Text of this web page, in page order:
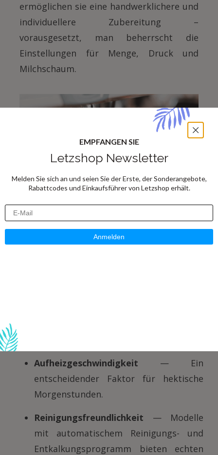
ermöglichen sie eine handwerklichere und
individuellere Zubereitung –
vorausgesetzt, man beherrscht die
Einstellungen für Menge, Druck und
Milchschaum.
Auswahlkriterien
Aufheizgeschwindigkeit — Ein
entscheidender Faktor für hektische
Morgenstunden.
Reinigungsfreundlichkeit — Modelle
mit automatischem Reinigungs- und
Entkalkungsprogramm bieten echten
EMPFANGEN SIE
Letzshop Newsletter
Melden Sie sich an und seien Sie der Erste, der Sonderangebote,
Rabattcodes und Einkaufsführer von Letzshop erhält.